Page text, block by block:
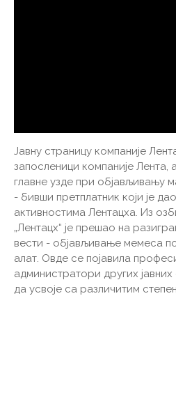
Јавну страницу компаније
запосленици компаније Лента,
главне узде при објављивању
- бивши претплатник који је
активностима Лентацха. Из
„Лентацх“ је прешао на
вести - објављивање мемеса
алат. Овде се појавила
администратори других
да усвоје са различитим